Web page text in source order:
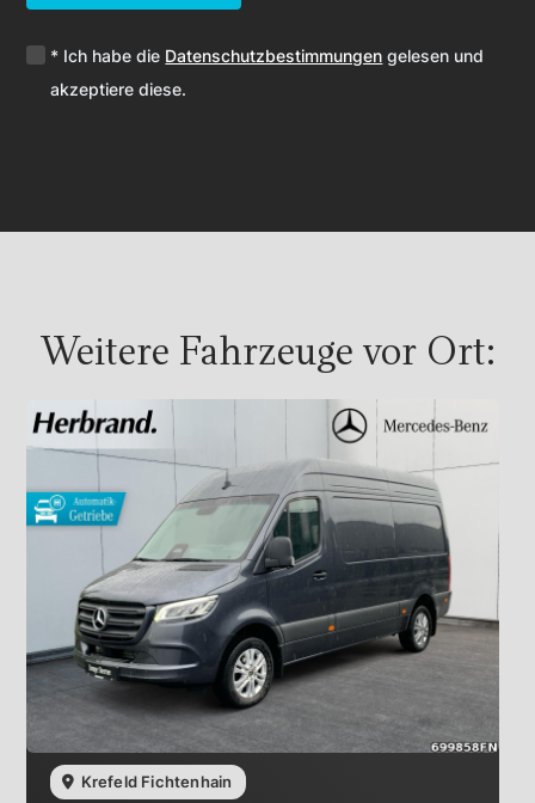
* Ich habe die Datenschutzbestimmungen gelesen und
akzeptiere diese.
Weitere Fahrzeuge vor Ort:
Krefeld Fichtenhain